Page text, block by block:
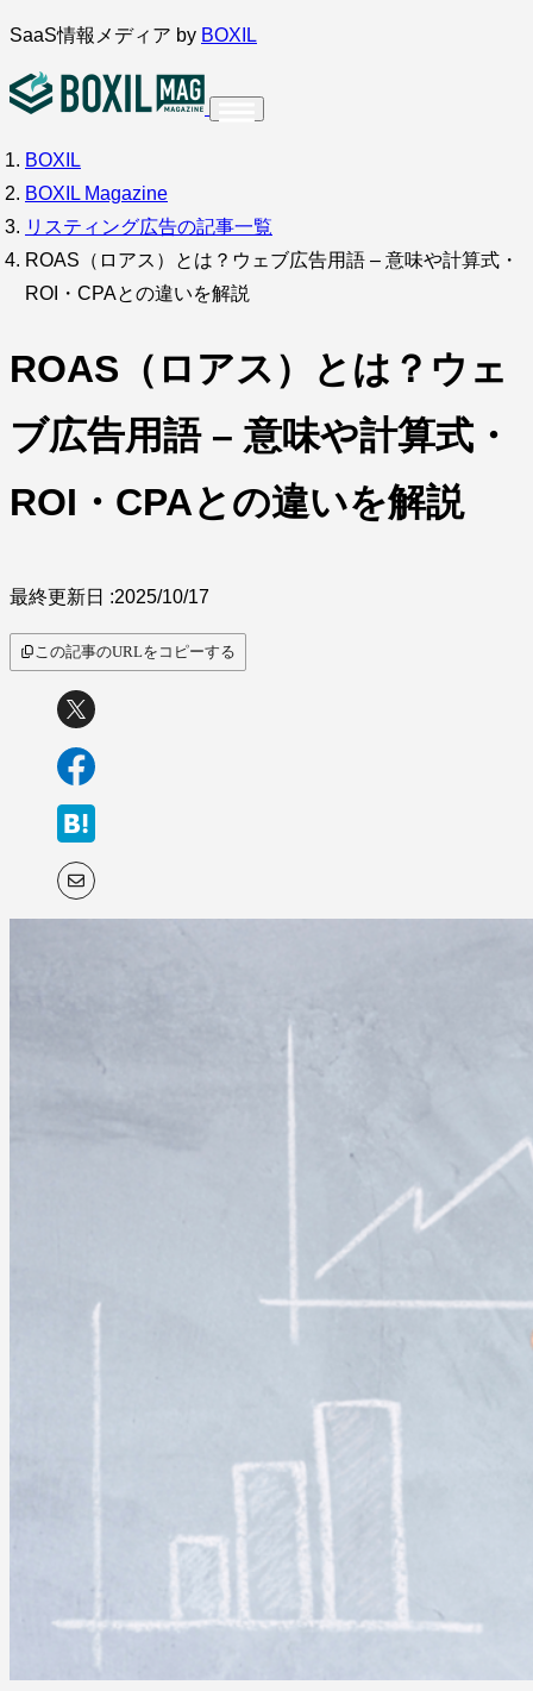
内
を
キ
ッ
プ
SaaS情報メディア by BOXIL
インタビュー
サービス比較 キーワードから探す
SaaS情報メディア by BOXIL
BOXIL
BOXIL Magazine
リスティング広告の記事一覧
ROAS（ロアス）とは？ウェブ広告用語 – 意味や計算式・
ROI・CPAとの違いを解説
ROAS（ロアス）とは？ウェ
ブ広告用語 – 意味や計算式・
ROI・CPAとの違いを解説
最終更新日 :2025/10/17
この記事のURLをコピーする